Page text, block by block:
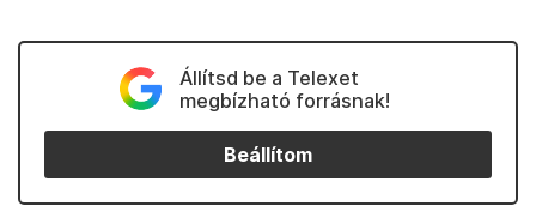
Állítsd be a Telexet
megbízható forrásnak!
Beállítom